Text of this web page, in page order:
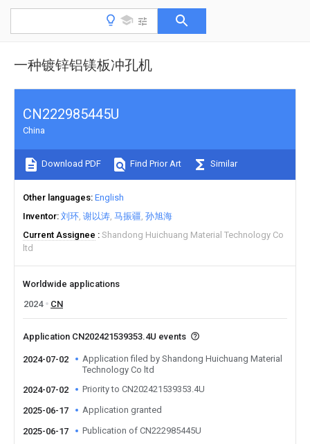
一种镀锌铝镁板冲孔机
CN222985445U
China
Download PDF Find Prior Art Similar
Other languages English
Inventor 刘环 谢以涛 马振疆 孙旭海
Current Assignee
Shandong Huichuang Material Technology Co
ltd
Worldwide applications
2024
CN
Application CN202421539353.4U events
2024-07-02
Application filed by Shandong Huichuang Material
Technology Co ltd
2024-07-02
Priority to CN202421539353.4U
2025-06-17 Application granted
2025-06-17 Publication of CN222985445U